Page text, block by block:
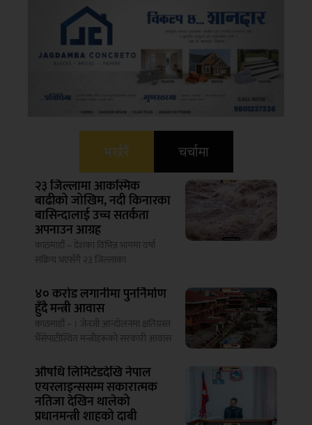
भर्खरै चर्चामा
२३ जिल्लामा आकस्मिक
बाढीको जोखिम, नदी किनारका
बासिन्दालाई उच्च सतर्कता
अपनाउन आग्रह
काठमाडौं – देशका विभिन्न भागमा वर्षा
सक्रिय भएसँगै २३ जिल्लाका
४० करोड लगानीमा पुनर्निर्माण
हुँदै मन्त्री आवास
काठमाडौं – । जेनजी आन्दोलनमा क्षतिग्रस्त
भैँसेपाटीस्थित मन्त्रीहरूको सरकारी आवास
औषधि लिमिटेडदेखि नेपाल
एयरलाइन्ससम्म सकारात्मक
नतिजा देखिन थालेको
प्रधानमन्त्री शाहको दाबी